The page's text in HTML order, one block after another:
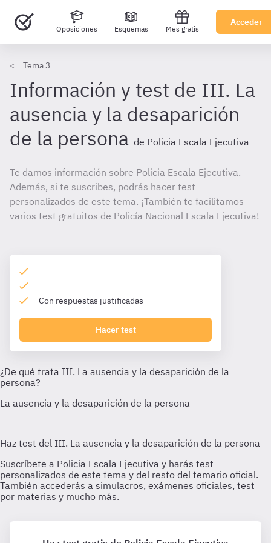
Oposiciones Esquemas Mes gratis
Acceder
Tema 3
Información y test de III. La
ausencia y la desaparición
de la persona de Policia Escala Ejecutiva
Te damos información sobre Policia Escala Ejecutiva.
Además, si te suscribes, podrás hacer test
personalizados de este tema. ¡También te facilitamos
varios test gratuitos de Policía Nacional Escala Ejecutiva!
Con respuestas justificadas
Hacer test